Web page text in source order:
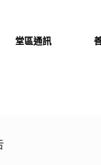
堂區通訊